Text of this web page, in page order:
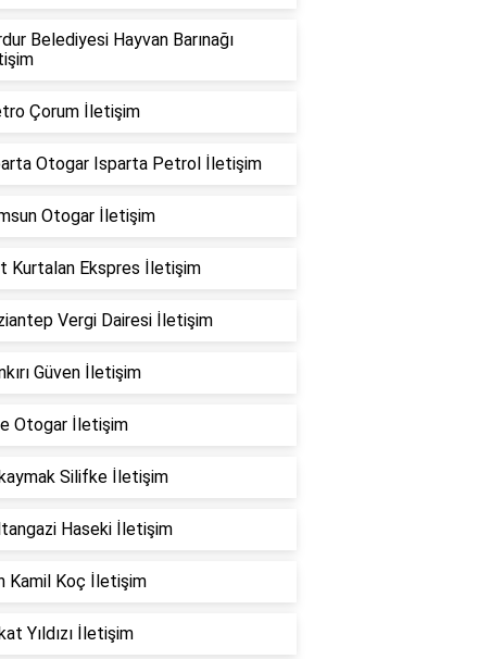
Belediyesi Hayvan Barınağı
Çorum İletişim
Otogar Isparta Petrol İletişim
Otogar İletişim
Kurtalan Ekspres İletişim
Vergi Dairesi İletişim
Güven İletişim
Otogar İletişim
Silifke İletişim
Haseki İletişim
Kamil Koç İletişim
Yıldızı İletişim